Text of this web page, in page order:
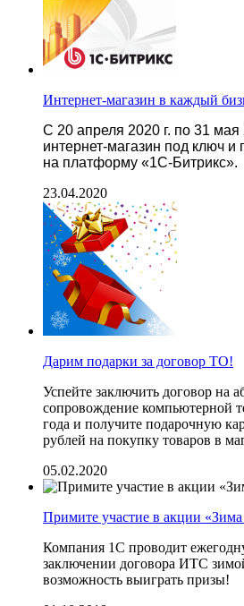
Интернет-магазин в каждый
С 20 апреля 2020 г. по 31 мая
интернет-магазин под ключ и
на платформу «1С-Битрикс».
23.04.2020
Дарим подарки за договор ТО!
Успейте заключить договор на
сопровождение компьютерной
года и получите подарочную
рублей на покупку товаров в
05.02.2020
Примите участие в акции «Зима
Компания 1С проводит
заключении договора ИТС
возможность выиграть призы!